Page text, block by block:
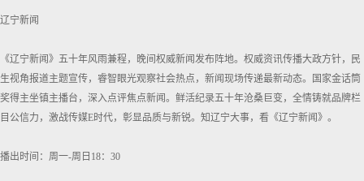
辽宁新闻
《辽宁新闻》五十年风雨兼程，晚间权威新闻发布阵地。权威资讯传播大政方针，民
生视角报道主题宣传，睿智眼光观察社会热点，新闻现场传递最新动态。国家金话筒
奖得主坐镇主播台，深入点评焦点新闻。鲜活纪录五十年沧桑巨变，全情铸就品牌栏
目公信力，激战传媒E时代，彰显品质与新锐。知辽宁大事，看《辽宁新闻》。
播出时间：周一-周日18：30